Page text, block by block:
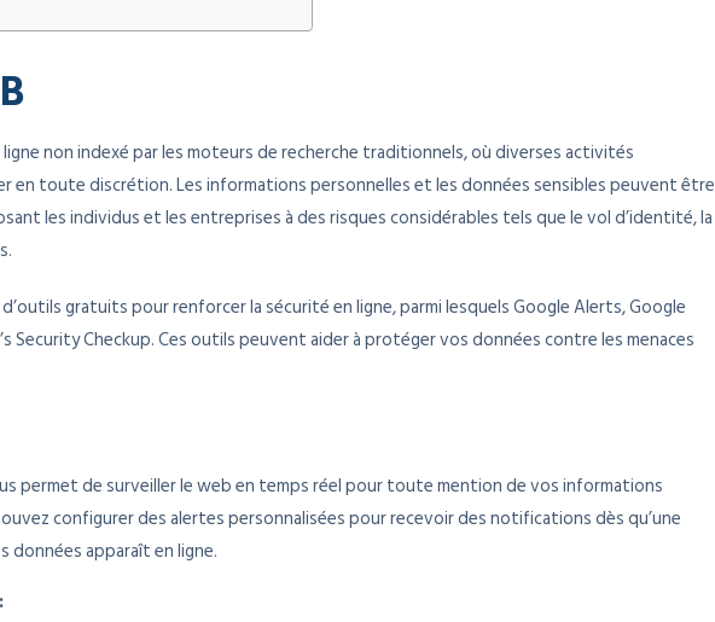
non indexé par les moteurs de recherche traditionnels, où diverses activités
en toute discrétion. Les informations personnelles et les données sensibles peuvent être
les individus et les entreprises à des risques considérables tels que le vol d’identité, la
gratuits pour renforcer la sécurité en ligne, parmi lesquels Google Alerts, Google
Security Checkup. Ces outils peuvent aider à protéger vos données contre les menaces
permet de surveiller le web en temps réel pour toute mention de vos informations
configurer des alertes personnalisées pour recevoir des notifications dès qu’une
données apparaît en ligne.